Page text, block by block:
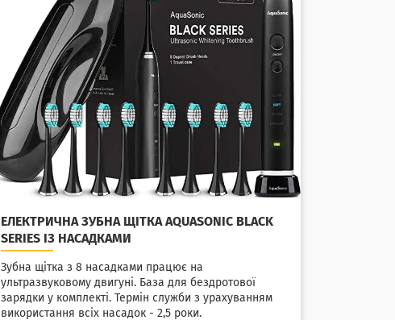
ЕЛЕКТРИЧНА ЗУБНА ЩІТКА AQUASONIC BLACK
SERIES ІЗ НАСАДКАМИ
Зубна щітка з 8 насадками працює на
ультразвуковому двигуні. База для бездротової
зарядки у комплекті. Термін служби з урахуванням
використання всіх насадок - 2,5 роки.